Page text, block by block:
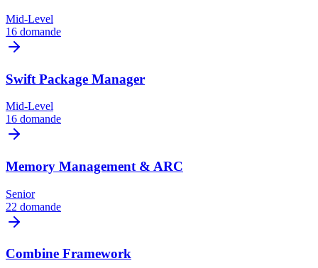
Mid-Level
16 domande
Swift Package Manager
Mid-Level
16 domande
Memory Management & ARC
Senior
22 domande
Combine Framework